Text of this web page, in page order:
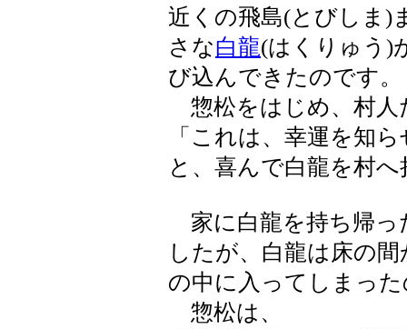
近くの飛島(とびしま)
さな白龍(はくりゅう)
び込んできたのです。
惣松をはじめ、村人
「これは、幸運を知
と、喜んで白龍を村
家に白龍を持ち帰っ
したが、白龍は床の
の中に入ってしまっ
惣松は、